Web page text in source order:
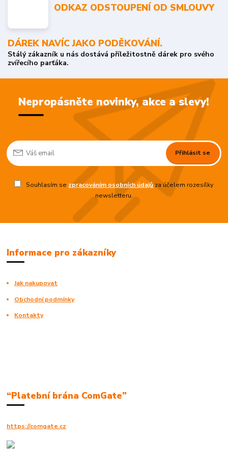
ODKAZ ODSTOUPENÍ OD SMLOUVY
DÁREK NAVÍC JAKO PODĚKOVÁNÍ.
Stálý zákazník u nás dostává příležitostně dárek pro svého
zvířecího parťáka.
Nepropásněte novinky, akce a slevy!
Přihlásit se
Souhlasím se zpracováním osobních údajůza účelem rozesílky
newsletteru.
Informace pro zákazníky
Jak nakupovat
Obchodní podmínky
Kontakty
“Platební brána ComGate”
https://comgate.cz